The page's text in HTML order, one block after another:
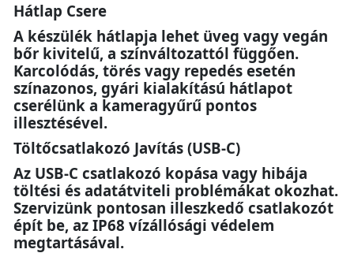
Hátlap Csere
A készülék hátlapja lehet üveg vagy vegán
bőr kivitelű, a színváltozattól függően.
Karcolódás, törés vagy repedés esetén
színazonos, gyári kialakítású hátlapot
cserélünk a kameragyűrű pontos
illesztésével.
Töltőcsatlakozó Javítás (USB-C)
Az USB-C csatlakozó kopása vagy hibája
töltési és adatátviteli problémákat okozhat.
Szervizünk pontosan illeszkedő csatlakozót
épít be, az IP68 vízállósági védelem
megtartásával.